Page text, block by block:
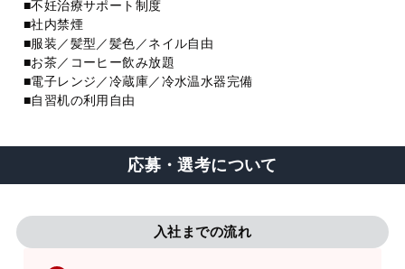
■不妊治療サポート制度
■社内禁煙
■服装／髪型／髪色／ネイル自由
■お茶／コーヒー飲み放題
■電子レンジ／冷蔵庫／冷水温水器完備
■自習机の利用自由
応募・選考について
入社までの流れ